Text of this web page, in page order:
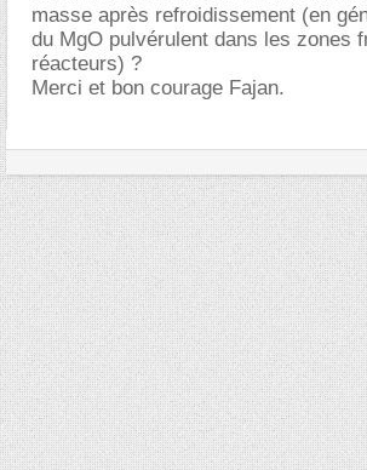
masse après refroidissement (en
du MgO pulvérulent dans les zones
réacteurs) ?
Merci et bon courage Fajan.